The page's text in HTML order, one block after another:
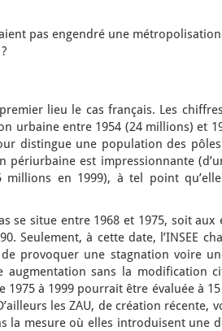
pas engendré une
lieu le cas français. Les
urbaine entre 1954 (24 millions) et
distingue une population des
est impressionnante
en 1999), à tel point
se situe entre 1968 et 1975, soit aux
Seulement, à cette date, l’INSEE
provoquer une stagnation voire
sans la modification
à 1999 pourrait être évaluée à
les ZAU, de création récente,
la mesure où elles introduisent une